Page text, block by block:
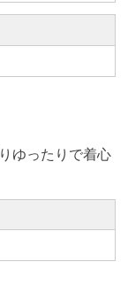
ゆったりで着心